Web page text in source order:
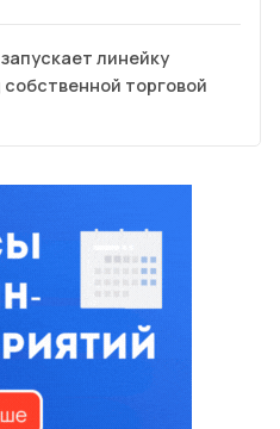
запускает линейку
торговой